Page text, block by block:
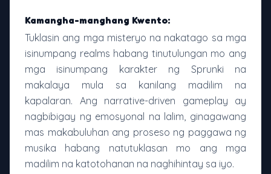
Kamangha-manghang Kwento:
Tuklasin ang mga misteryo na nakatago sa mga
isinumpang realms habang tinutulungan mo ang
mga isinumpang karakter ng Sprunki na
makalaya mula sa kanilang madilim na
kapalaran. Ang narrative-driven gameplay ay
nagbibigay ng emosyonal na lalim, ginagawang
mas makabuluhan ang proseso ng paggawa ng
musika habang natutuklasan mo ang mga
madilim na katotohanan na naghihintay sa iyo.